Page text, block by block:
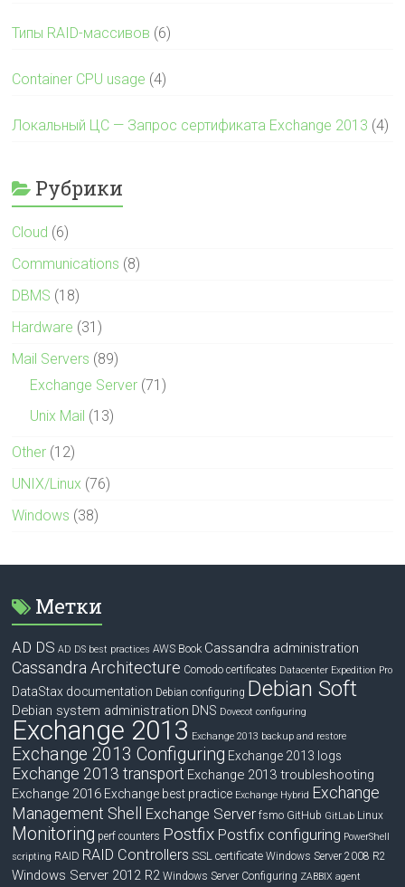
Типы RAID-массивов (6)
Container CPU usage (4)
Локальный ЦС — Запрос сертификата Exchange 2013 (4)
Рубрики
Cloud (6)
Communications (8)
DBMS (18)
Hardware (31)
Mail Servers (89)
Exchange Server (71)
Unix Mail (13)
Other (12)
UNIX/Linux (76)
Windows (38)
Метки
AD DS AD DS best practices AWS Book Cassandra administration
Cassandra Architecture Comodo certificates Datacenter Expedition Pro
DataStax documentation Debian configuring Debian Soft
Debian system administration DNS Dovecot configuring
Exchange 2013 Exchange 2013 backup and restore
Exchange 2013 Configuring Exchange 2013 logs
Exchange 2013 transport Exchange 2013 troubleshooting
Exchange 2016 Exchange best practice Exchange Hybrid Exchange
Management Shell
Exchange Server fsmo GitHub GitLab Linux
Monitoring perf counters Postfix Postfix configuring PowerShell
scripting RAID RAID Controllers SSL certificate Windows Server 2008 R2
Windows Server 2012 R2 Windows Server Configuring ZABBIX agent